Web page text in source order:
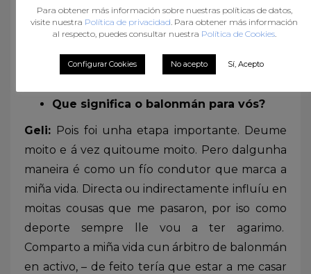
Grao de Publicidade e Relacións Públicas.
Ademais, ocupo o meu tempo realizando
alumnos.
Que significa o balonmán para vós?
Geli: Pois foi unha etapa importante. Deume
moito e á vez quitoume moito. Pero dalgunha
maneira é como un fío condutor que marca a
miña vida. Directa ou indirectamente influíu en
moitas cousas que me pasaron, por iso como
deporte sempre lle vou a ter agarimo.
Comparto a miña vida cun árbitro de balonmán
en activo, – de feito tería que estar a me casar
Para obtener más información sobre nuestras políticas de datos,
visite nuestra Política de privacidad . Para obtener más información
al respecto, puedes consultar nuestra Política de Cookies.
Configurar Cookies No acepto Sí, Acepto